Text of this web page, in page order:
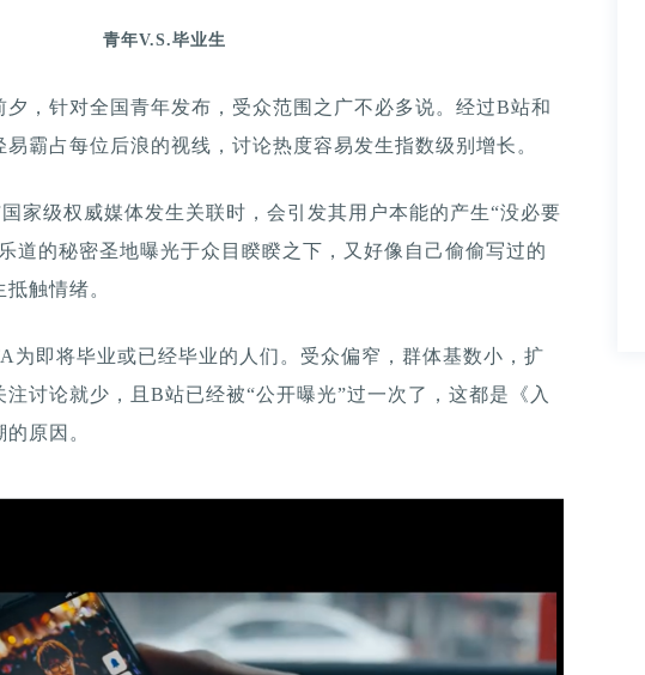
青年V.S.毕业生
夕，针对全国青年发布，受众范围之广不必多说。经过B站和
霸占每位后浪的视线，讨论热度容易发生指数级别增长。
家级权威媒体发生关联时，会引发其用户本能的产生“没必要
道的秘密圣地曝光于众目睽睽之下，又好像自己偷偷写过的
触情绪。
为即将毕业或已经毕业的人们。受众偏窄，群体基数小，扩
讨论就少，且B站已经被“公开曝光”过一次了，这都是《入
原因。